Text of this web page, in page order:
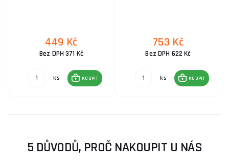
449 Kč
Bez DPH 371 Kč
ks KOUPIT
753 Kč
Bez DPH 622 Kč
ks KOUPIT
5 DŮVODŮ, PROČ NAKOUPIT U NÁS